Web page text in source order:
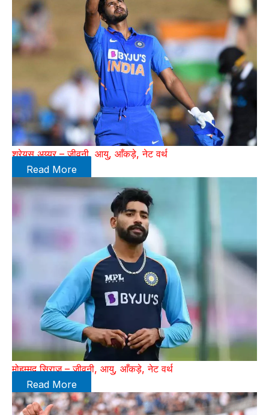
श्रेयस अय्यर – जीवनी, आयु, आँकड़े, नेट वर्थ
Read More
मोहम्मद सिराज – जीवनी, आयु, आँकड़े, नेट वर्थ
Read More